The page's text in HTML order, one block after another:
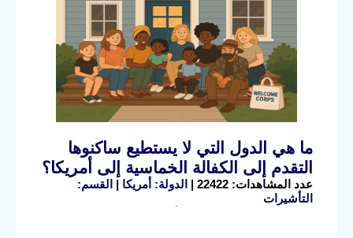
ما هي الدول التي لا يستطيع ساكنوها
التقدم إلى الكفالة الخماسية إلى أمريكا؟
عدد المشاهدات: 22422 | الدولة: أمريكا | القسم:
التأشيرات